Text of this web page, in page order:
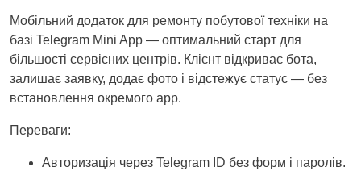
Мобільний додаток для ремонту побутової техніки на
базі Telegram Mini App — оптимальний старт для
більшості сервісних центрів. Клієнт відкриває бота,
залишає заявку, додає фото і відстежує статус — без
встановлення окремого app.
Переваги:
Авторизація через Telegram ID без форм і паролів.